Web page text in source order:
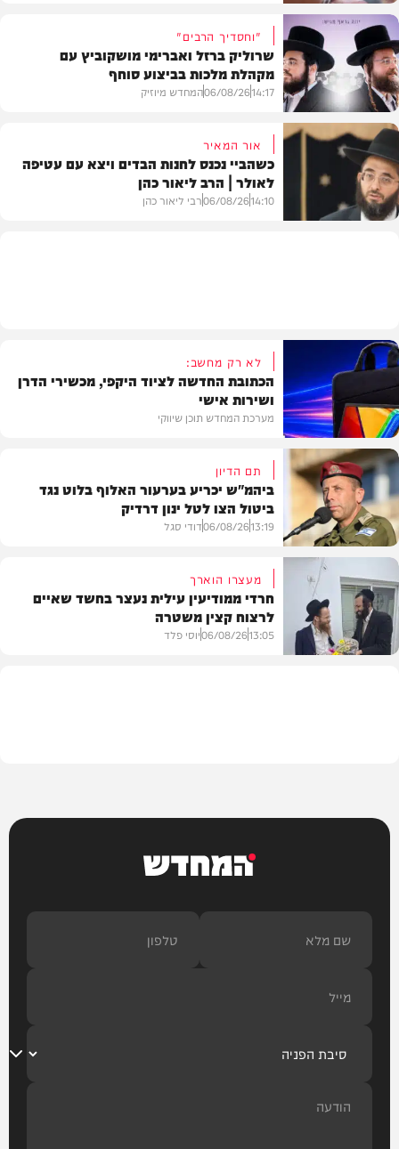
משפט
סינגלים
"וחסדיך הרבים"
שרוליק ברזל ואברימי מושקוביץ עם
מקהלת מלכות בביצוע סוחף
14:17
06/08/26המחדש מיוזיק
אור המאיר
כשהביי נכנס לחנות הבדים ויצא עם עטיפה
לאולר | הרב ליאור כהן
14:10
06/08/26רבי ליאור כהן
תוכן שיווקי
לא רק מחשב:
הכתובת החדשה לציוד היקפי, מכשירי הדרן
ושירות אישי
מערכת המחדש תוכן שיווקי
משפט
תם הדיון
ביהמ"ש יכריע בערעור האלוף בלוט נגד
ביטול הצו לטל ינון דרדיק
13:19
06/08/26דודי סגל
מעצרו הוארך
חרדי ממודיעין עילית נעצר בחשד שאיים
לרצוח קצין משטרה
13:05
06/08/26יוסי פלד
המחדש